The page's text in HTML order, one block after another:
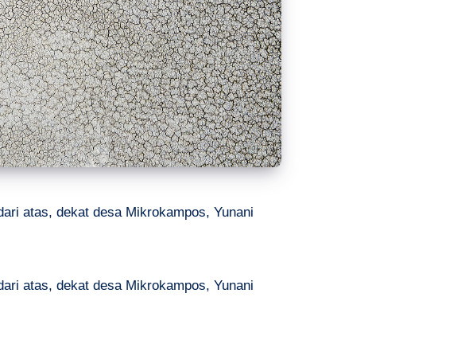
atas, dekat desa Mikrokampos, Yunani
atas, dekat desa Mikrokampos, Yunani